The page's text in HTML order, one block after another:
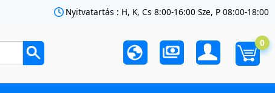
Nyitvatartás : H, K, Cs 8:00-16:00 Sze, P 08:00-18:00
0